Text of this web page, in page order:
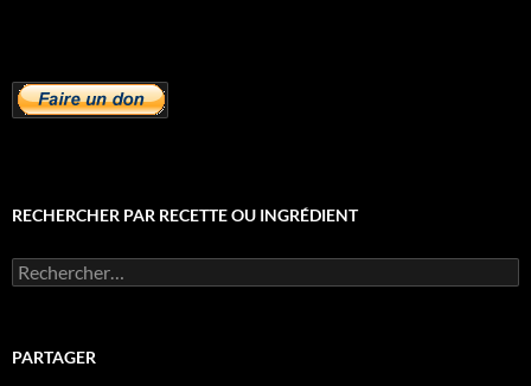
RECHERCHER PAR RECETTE OU INGRÉDIENT
Rechercher :
PARTAGER